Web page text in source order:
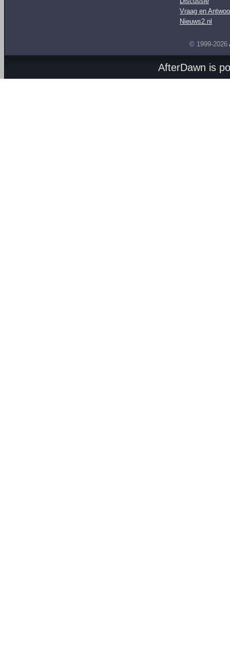
Vraag en
Nieuws2.nl
© 1999-2026
AfterDawn is